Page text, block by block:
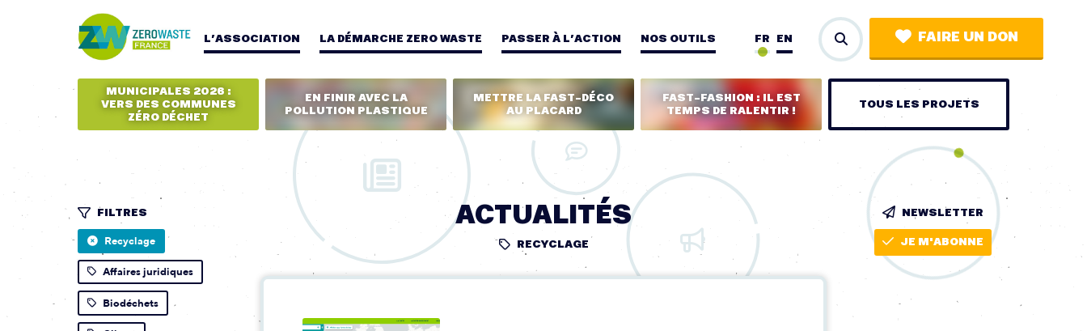
L’ASSOCIATION LA DÉMARCHE ZERO WASTE PASSER À L’ACTION NOS OUTILS EN
FR FAIRE UN DON
MUNICIPALES 2026 :
VERS DES COMMUNES
ZÉRO DÉCHET
EN FINIR AVEC LA
POLLUTION PLASTIQUE
METTRE LA FAST-DÉCO
AU PLACARD
FAST-FASHION : IL EST
TEMPS DE RALENTIR !
TOUS LES PROJETS
FILTRES
Recyclage
Affaires juridiques
Biodéchets
ACTUALITÉS
RECYCLAGE
NEWSLETTER
JE M'ABONNE